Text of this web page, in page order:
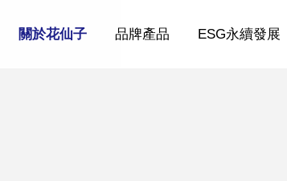
關於花仙子 品牌產品 ESG永續發展